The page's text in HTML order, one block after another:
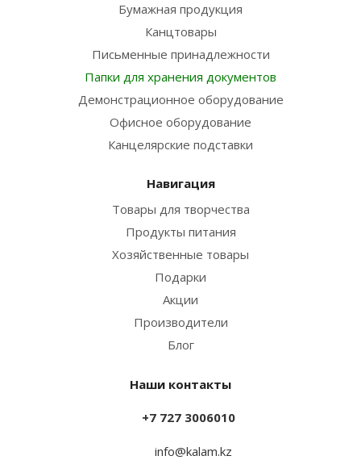
Бумажная продукция
Канцтовары
Письменные принадлежности
Папки для хранения документов
Демонстрационное оборудование
Офисное оборудование
Канцелярские подставки
Навигация
Товары для творчества
Продукты питания
Хозяйственные товары
Подарки
Акции
Производители
Блог
Наши контакты
+7 727 3006010
info@kalam.kz